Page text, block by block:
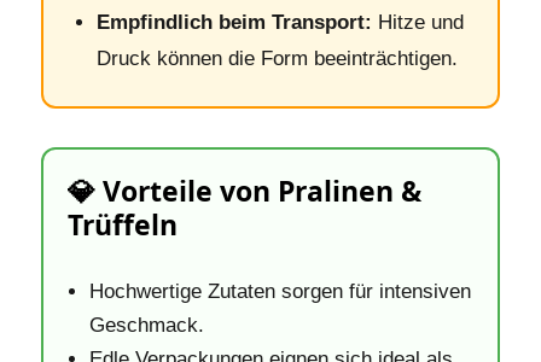
Empfindlich beim Transport: Hitze und
Druck können die Form beeinträchtigen.
💎 Vorteile von Pralinen &
Trüffeln
Hochwertige Zutaten sorgen für intensiven
Geschmack.